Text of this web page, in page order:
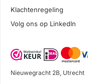
Klachtenregeling
Volg ons op LinkedIn
Nieuwegracht 2B, Utrecht